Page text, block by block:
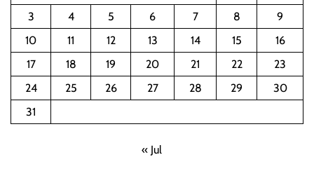
i
ó
3
4 5 6 7 8
9
10
11 12 13 14 15
16
17
18 19 20 21 22
23
24
25 26 27 28 29
30
31
« Jul